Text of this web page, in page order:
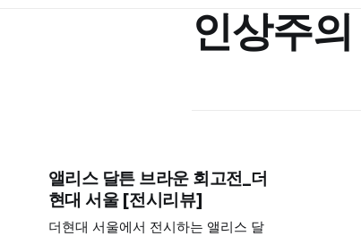
인상주의
앨리스 달튼 브라운 회고전_더
현대 서울 [전시리뷰]
더현대 서울에서 전시하는 앨리스 달